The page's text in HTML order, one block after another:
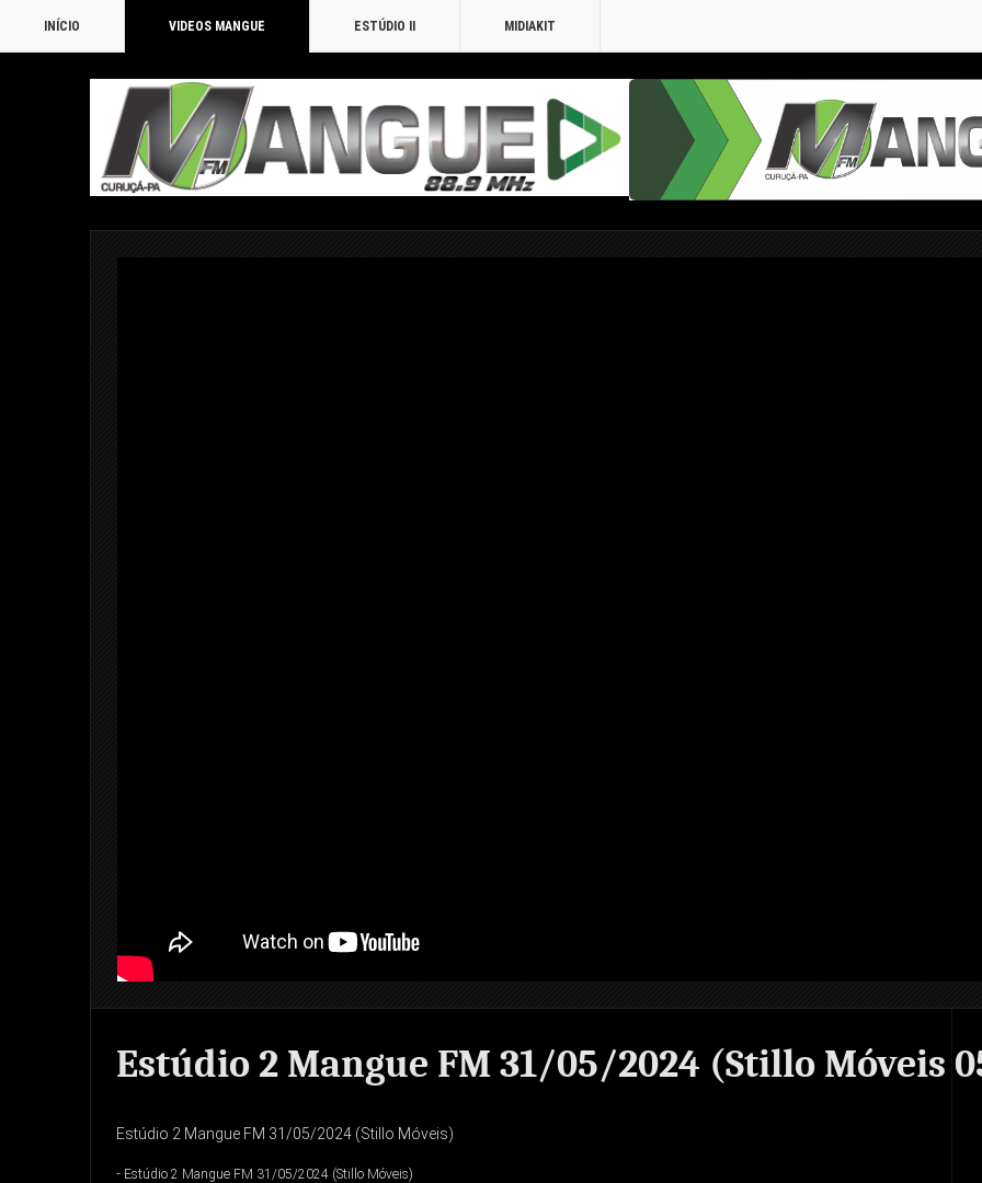
INÍCIO VIDEOS MANGUE ESTÚDIO II MIDIAKIT
Estúdio 2 Mangue FM 31/05/2024 (Stillo Móveis
Estúdio 2 Mangue FM 31/05/2024 (Stillo Móveis)
- Estúdio 2 Mangue FM 31/05/2024 (Stillo Móveis)